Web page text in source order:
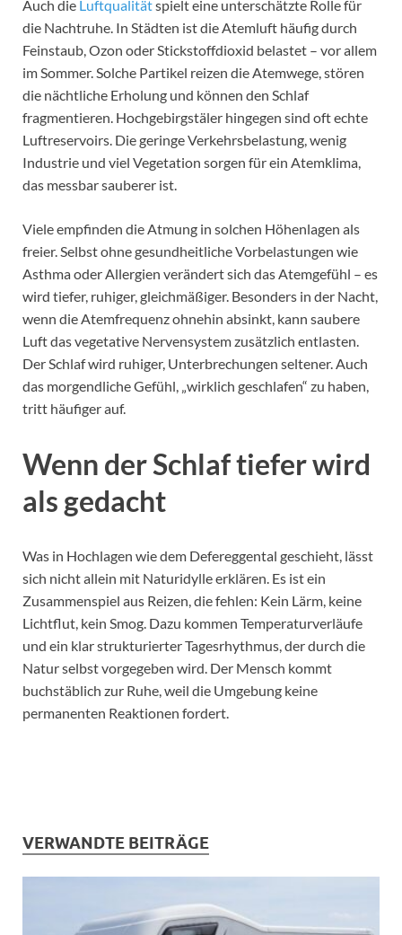
Auch die Luftqualitätspielt eine unterschätzte Rolle für
die Nachtruhe. In Städten ist die Atemluft häufig durch
Feinstaub, Ozon oder Stickstoffdioxid belastet – vor allem
im Sommer. Solche Partikel reizen die Atemwege, stören
die nächtliche Erholung und können den Schlaf
fragmentieren. Hochgebirgstäler hingegen sind oft echte
Luftreservoirs. Die geringe Verkehrsbelastung, wenig
Industrie und viel Vegetation sorgen für ein Atemklima,
das messbar sauberer ist.
Viele empfinden die Atmung in solchen Höhenlagen als
freier. Selbst ohne gesundheitliche Vorbelastungen wie
Asthma oder Allergien verändert sich das Atemgefühl – es
wird tiefer, ruhiger, gleichmäßiger. Besonders in der Nacht,
wenn die Atemfrequenz ohnehin absinkt, kann saubere
Luft das vegetative Nervensystem zusätzlich entlasten.
Der Schlaf wird ruhiger, Unterbrechungen seltener. Auch
das morgendliche Gefühl, „wirklich geschlafen“ zu haben,
tritt häufiger auf.
Wenn der Schlaf tiefer wird
als gedacht
Was in Hochlagen wie dem Defereggental geschieht, lässt
sich nicht allein mit Naturidylle erklären. Es ist ein
Zusammenspiel aus Reizen, die fehlen: Kein Lärm, keine
Lichtflut, kein Smog. Dazu kommen Temperaturverläufe
und ein klar strukturierter Tagesrhythmus, der durch die
Natur selbst vorgegeben wird. Der Mensch kommt
buchstäblich zur Ruhe, weil die Umgebung keine
permanenten Reaktionen fordert.
VERWANDTE BEITRÄGE